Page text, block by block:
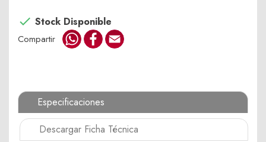
 Stock Disponible
Compartir WhatsApp
Facebook
Especificaciones
Descargar Ficha Técnica